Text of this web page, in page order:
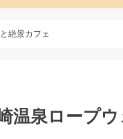
絶景カフェ
泉ロープウ